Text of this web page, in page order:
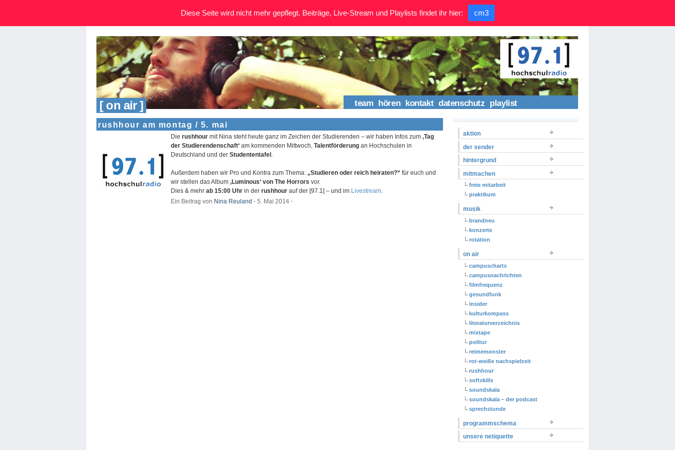
[ on air ] team hören kontakt datenschutz playlist
rushhour am montag / 5. mai
Die rushhour mit Nina steht heute ganz im Zeichen der Studierenden – wir haben Infos zum ‚Tag
der Studierendenschaft‘ am kommenden Mittwoch, Talentförderung an Hochschulen in
Deutschland und der Studententafel.
Außerdem haben wir Pro und Kontra zum Thema: „Studieren oder reich heiraten?“ für euch und
wir stellen das Album ‚Luminous‘ von The Horrors vor.
Dies & mehr ab 15:00 Uhr in der rushhour auf der [97.1] – und im Livestream.
Ein Beitrag von Nina Reuland ⋅ 5. Mai 2014 ⋅
aktion
der sender
hintergrund
mitmachen
freie mitarbeit
praktikum
musik
brandneu
konzerte
rotation
on air
campuscharts
campusnachrichten
filmfrequenz
gesundfunk
insider
kulturkompass
literaturverzeichnis
mixtape
politur
reimemonster
rot-weiße nachspielzeit
rushhour
softskills
soundskala
soundskala – der podcast
sprechstunde
programmschema
unsere netiquette
Diese Seite wird nicht mehr gepflegt. Beiträge, Live-Stream und Playlists findet ihr hier: cm3